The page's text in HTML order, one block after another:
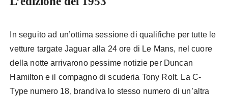
In seguito ad un’ottima sessione di qualifiche per tutte le
vetture targate Jaguar alla 24 ore di Le Mans, nel cuore
della notte arrivarono pessime notizie per Duncan
Hamilton e il compagno di scuderia Tony Rolt. La C-
Type numero 18, brandiva lo stesso numero di un’altra